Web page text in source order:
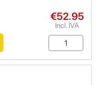
€52.95
Incl. IVA